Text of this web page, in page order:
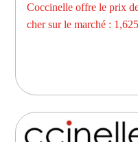
Coccinelle offre le prix
cher sur le marché :